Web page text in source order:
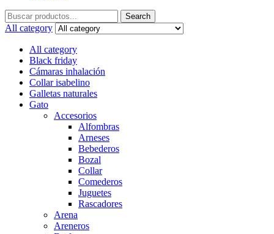
Search
for:
Search
All category
All category
Black friday
Cámaras inhalación
Collar isabelino
Galletas naturales
Gato
Accesorios
Alfombras
Arneses
Bebederos
Bozal
Collar
Comederos
Juguetes
Rascadores
Arena
Areneros